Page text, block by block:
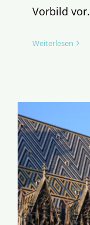
Vorbild vor.
Weiterlesen